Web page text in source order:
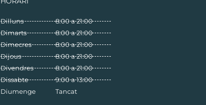
Dilluns
Dimarts
Dimecres
Dijous
Divendres
Dissabte
Diumenge
8:00 a 21:00
8:00 a 21:00
8:00 a 21:00
8:00 a 21:00
8:00 a 21:00
9:00 a 13:00
Tancat